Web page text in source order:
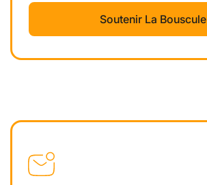
Soutenir La Bouscule